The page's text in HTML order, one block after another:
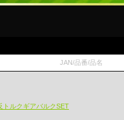
JAN/品番/品名
ルクギアバルクSET